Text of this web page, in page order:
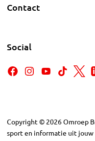
Contact
Social
Copyright © 2026Omroep
sport en informatie uit jouw